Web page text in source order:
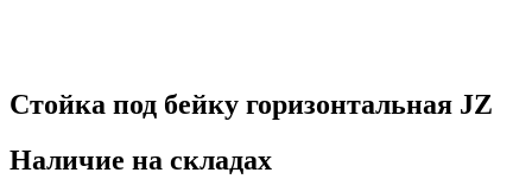
Стойка под бейку горизонтальная JZ
Наличие на складах